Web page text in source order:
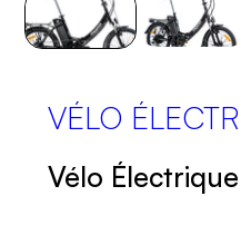
VÉLO
Vélo